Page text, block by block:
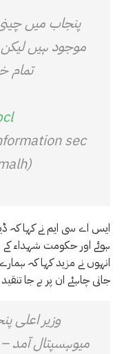
پنجاب میں
موجود ہیں
تمام
sec
ایس اے سی ایم نے کہا کہ
ہوئے اور حکومت شہداء
انہوں نے مزید کہا کہ
جانی چاہئے ان پر بے جا
وزیر اعلی
میوہسپتال آمد